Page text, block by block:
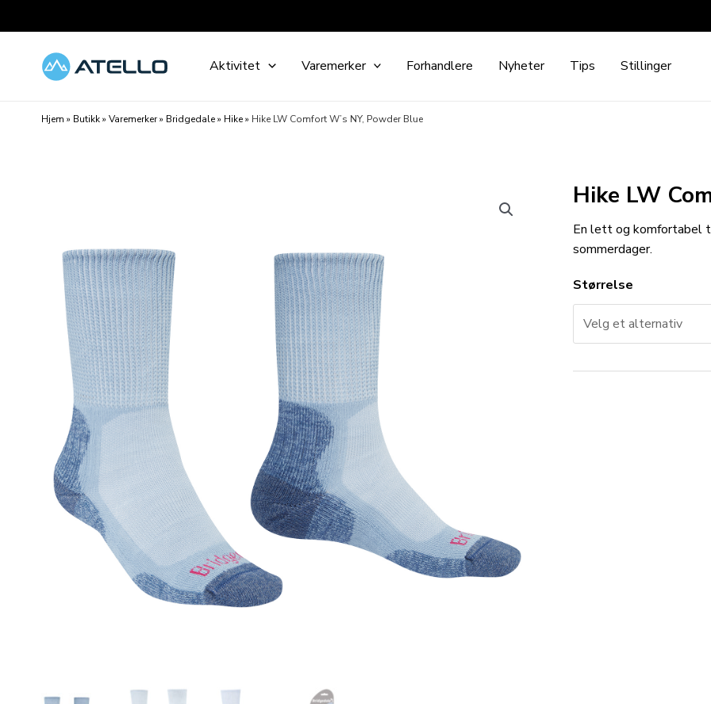
rett
innholdet
Aktivitet Varemerker Forhandlere Nyheter Tips Stillinger
Hjem » Butikk» Varemerker» Bridgedale» Hike» Hike LW Comfort W’s NY, Powder Blue
Hike LW
En lett og komfortabel
sommerdager.
Størrelse